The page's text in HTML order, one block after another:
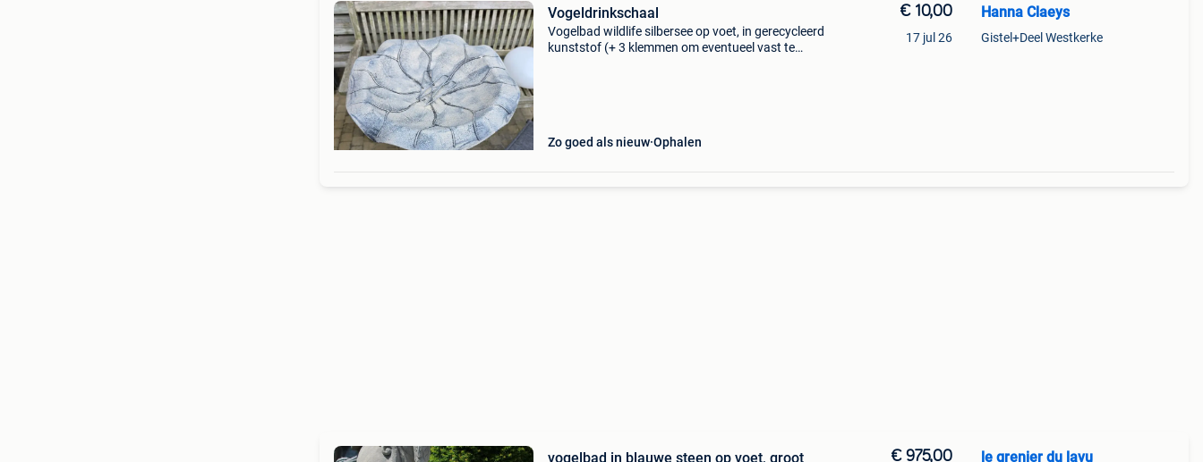
Vogeldrinkschaal
Vogelbad wildlife silbersee op voet, in gerecycleerd
kunststof (+ 3 klemmen om eventueel vast te
Zo goed als nieuw Ophalen
€ 10,00
17 jul 26
Hanna Claeys
Gistel+Deel Westkerke
vogelbad in blauwe steen op voet, groot € 975,00 le grenier du lavu